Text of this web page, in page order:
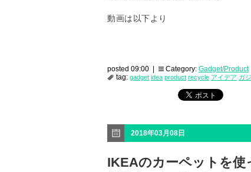
動画は以下より
posted 09:00 | Category: Gadget/Product
tag: gadget idea product recycle アイデア ガ
2018年03月08日
IKEAのカーペットを